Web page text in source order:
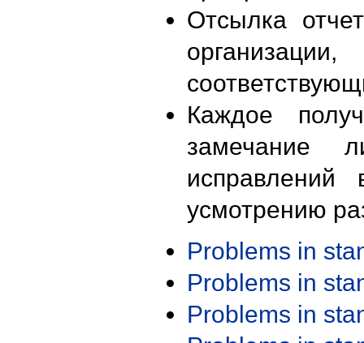
Отсылка
Каждое
замечание
исправлений
усмотрению
Problems in
Problems in
Problems in